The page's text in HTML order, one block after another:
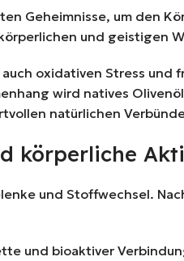
Geheimnisse, um den
und geistigen
oxidativen Stress und
wird natives
natürlichen
körperliche
und Stoffwechsel.
und bioaktiver